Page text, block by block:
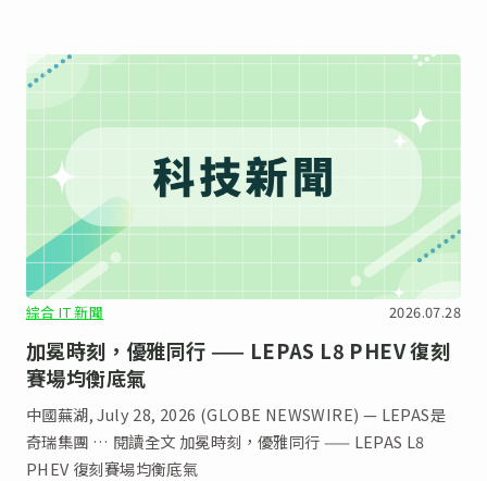
綜合 IT 新聞 2026.07.28
加冕時刻，優雅同行 —— LEPAS L8 PHEV 復刻
賽場均衡底氣
中國蕪湖, July 28, 2026 (GLOBE NEWSWIRE) — LEPAS是
奇瑞集團 … 閱讀全文 加冕時刻，優雅同行 —— LEPAS L8
PHEV 復刻賽場均衡底氣